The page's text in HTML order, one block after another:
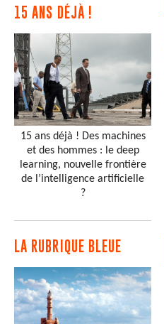
15 ANS DÉJÀ !
15 ans déjà ! Des machines
et des hommes : le deep
learning, nouvelle frontière
de l’intelligence artificielle
?
LA RUBRIQUE BLEUE